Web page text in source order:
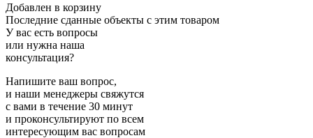
Добавлен в корзину
Последние сданные объекты с этим товаром
У вас есть вопросы
или нужна наша
консультация?
Напишите ваш вопрос,
и наши менеджеры свяжутся
с вами в течение 30 минут
и проконсультируют по всем
интересующим вас вопросам